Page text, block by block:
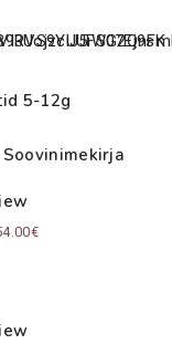
5-12g
Soovinimekirja
€Price